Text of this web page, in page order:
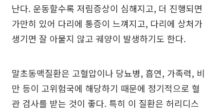
난다. 운동할수록 저림증상이 심해지고, 더 진행되면
가만히 있어 다리에 통증이 느껴지고, 다리에 상처가
생기면 잘 아물지 않고 궤양이 발생하기도 한다.
말초동맥질환은 고혈압이나 당뇨병, 흡연, 가족력, 비
만 등이 고위험국에 해당하기 때문에 정기적으로 혈
관 검사를 받는 것이 좋다. 특히 이 질환은 허리디스